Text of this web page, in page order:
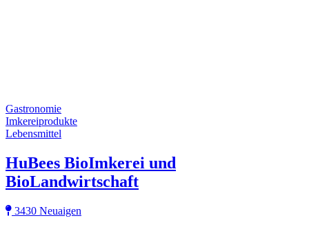
Gastronomie
Imkereiprodukte
Lebensmittel
HuBees BioImkerei und
BioLandwirtschaft
3430 Neuaigen